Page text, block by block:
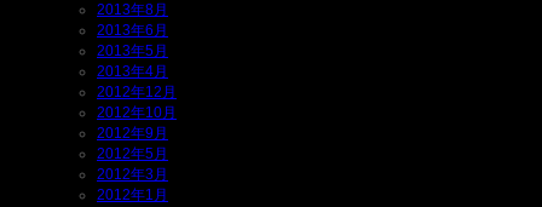
2013年8月
2013年6月
2013年5月
2013年4月
2012年12月
2012年10月
2012年9月
2012年5月
2012年3月
2012年1月